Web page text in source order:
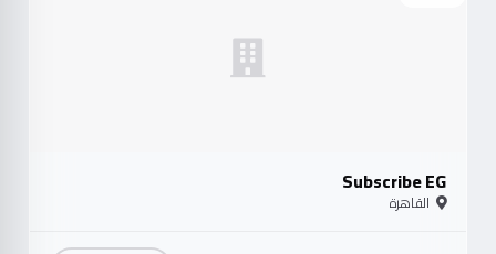
Subscribe EG
القاهرة